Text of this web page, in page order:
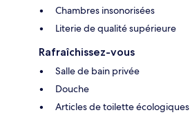
Chambres insonorisées
Literie de qualité supérieure
Rafraîchissez-vous
Salle de bain privée
Douche
Articles de toilette écologiques